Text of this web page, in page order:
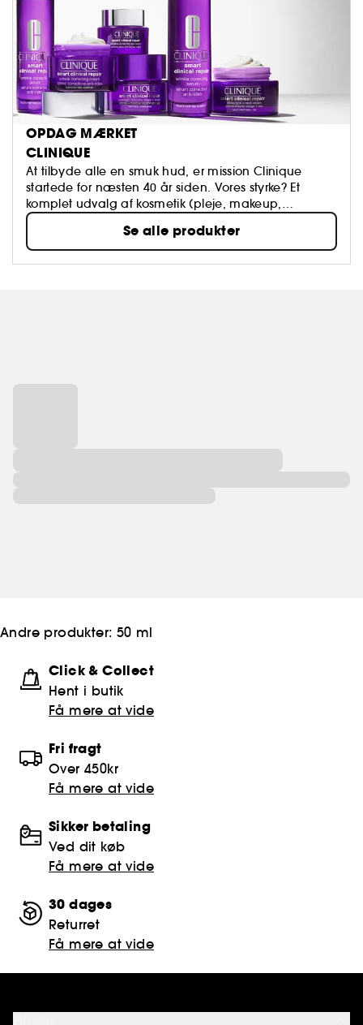
OPDAG MÆRKET
CLINIQUE
At tilbyde alle en smuk hud, er mission Clinique
startede for næsten 40 år siden. Vores styrke? Et
komplet udvalg af kosmetik (pleje, makeup,
parfume, til mænd og kvinder) skabt af
dermatologer, der stræber for 100% parfumefri
allergitest, der alle starter med Basic Beauty
Programmet - 3 Trin.
Se alle produkter
Andre produkter: 50 ml
Click & Collect
Hent i butik
Få mere at vide
Fri fragt
Over 450kr
Få mere at vide
Sikker betaling
Ved dit køb
Få mere at vide
30 dages
Returret
Få mere at vide